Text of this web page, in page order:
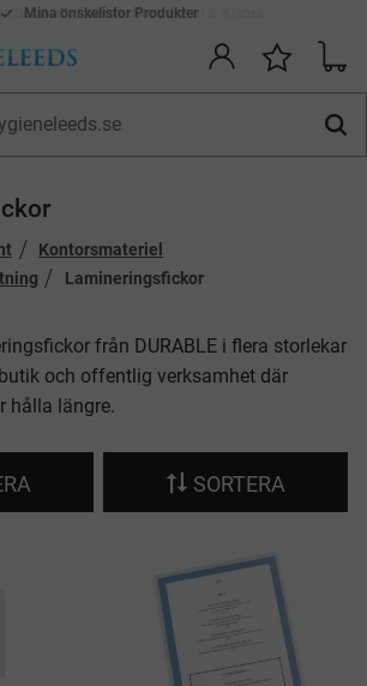
Mina önskelistor Produkter
betalsätt: Faktura, Kort, Swish & Klarna
Kontorsmateriel
Lamineringsfickor
från DURABLE i flera storlekar
och offentlig verksamhet där
hålla längre.
SORTERA